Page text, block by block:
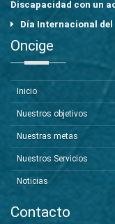
Discapacidad con un
Día Internacional del
Oncige
Inicio
Nuestros objetivos
Nuestras metas
Nuestros Servicios
Noticias
Contacto